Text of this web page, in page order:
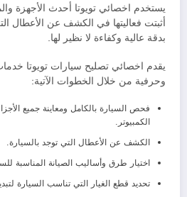
يستخدم اخصائي تويوتا أحدث الأجهزة
أثبتت فعاليتها في الكشف عن الأعطال
بدقة عالية وكفاءة لا نظير لها.
يقدم اخصائي تصليح سيارات تويوتا
وحرفية من خلال الخطوات الآتية:
فحص السيارة بالكامل ومعاينة جميع
الكمبيوتر.
الكشف عن الأعطال التي توجد بالسيارة.
اختيار طرق وأساليب الصيانة المناسبة
تحديد قطع الغيار التي تناسب السيارة